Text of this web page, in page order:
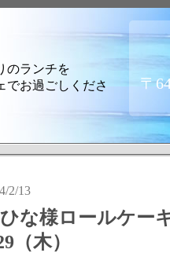
のランチを
でお過ごしくださ
〒
2/13
な様ロールケ
（木）